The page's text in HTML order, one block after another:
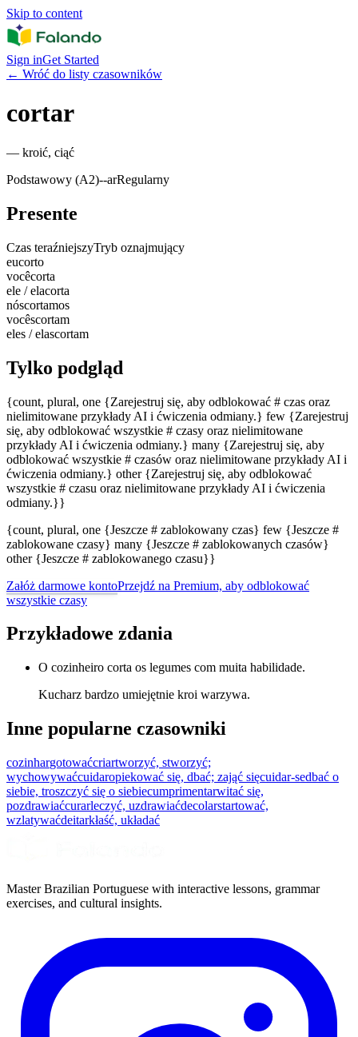
Skip to content
Sign inGet Started
← Wróć do listy czasowników
cortar
— kroić, ciąć
Podstawowy (A2)--arRegularny
Presente
Czas teraźniejszyTryb oznajmujący
eucorto
vocêcorta
ele / elacorta
nóscortamos
vocêscortam
eles / elascortam
Tylko podgląd
{count, plural, one {Zarejestruj się, aby odblokować # czas oraz
nielimitowane przykłady AI i ćwiczenia odmiany.} few {Zarejestruj
się, aby odblokować wszystkie # czasy oraz nielimitowane
przykłady AI i ćwiczenia odmiany.} many {Zarejestruj się, aby
odblokować wszystkie # czasów oraz nielimitowane przykłady AI i
ćwiczenia odmiany.} other {Zarejestruj się, aby odblokować
wszystkie # czasu oraz nielimitowane przykłady AI i ćwiczenia
odmiany.}}
{count, plural, one {Jeszcze # zablokowany czas} few {Jeszcze #
zablokowane czasy} many {Jeszcze # zablokowanych czasów}
other {Jeszcze # zablokowanego czasu}}
Załóż darmowe kontoPrzejdź na Premium, aby odblokować
wszystkie czasy
Przykładowe zdania
O cozinheiro corta os legumes com muita habilidade.
Kucharz bardzo umiejętnie kroi warzywa.
Inne popularne czasowniki
cozinhargotowaćcriartworzyć, stworzyć;
wychowywaćcuidaropiekować się, dbać; zająć sięcuidar-sedbać o
siebie, troszczyć się o siebiecumprimentarwitać się,
pozdrawiaćcurarleczyć, uzdrawiaćdecolarstartować,
wzlatywaćdeitarkłaść, układać
Master Brazilian Portuguese with interactive lessons, grammar
exercises, and cultural insights.